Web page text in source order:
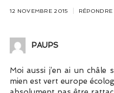
12 NOVEMBRE 2015 RÉPONDRE
PAUPS
Moi aussi j’en ai un châle
mien est vert europe